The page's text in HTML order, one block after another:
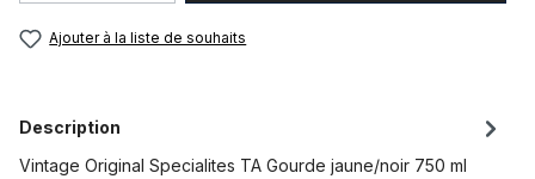
Ajouter à la liste de souhaits
Description
Vintage Original Specialites TA Gourde jaune/noir 750 ml